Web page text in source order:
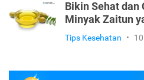
Bikin Sehat
Minyak Zaitun
Tips Kesehatan •